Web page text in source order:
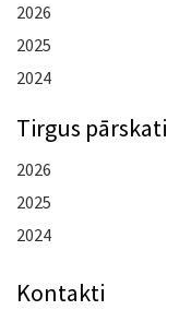
2026
2025
2024
Tirgus pārskati
2026
2025
2024
Kontakti